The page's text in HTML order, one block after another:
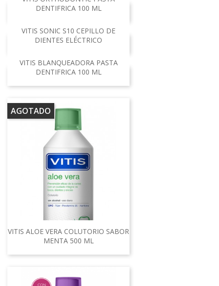
DENTIFRICA 100 ML
VITIS SONIC S10 CEPILLO DE
DIENTES ELÉCTRICO
VITIS BLANQUEADORA PASTA
DENTIFRICA 100 ML
AGOTADO
VITIS ALOE VERA COLUTORIO SABOR
MENTA 500 ML